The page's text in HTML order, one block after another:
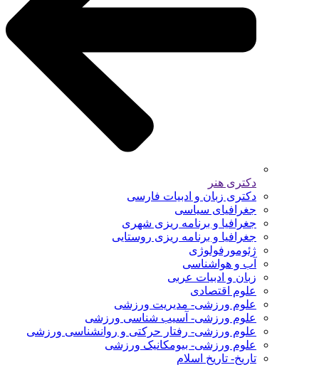
دکتری هنر
دکتری زبان و ادبیات فارسی
جغرافیای سیاسی
جغرافیا و برنامه ریزی شهری
جغرافیا و برنامه ریزی روستایی
ژئومورفولوژی
آب و هواشناسی
زبان و ادبیات عربی
علوم اقتصادی
علوم ورزشی- مدیریت ورزشی
علوم ورزشی- آسیب شناسی ورزشی
علوم ورزشی- رفتار حرکتی و روانشناسی ورزشی
علوم ورزشی- بیومکانیک ورزشی
تاریخ- تاریخ اسلام